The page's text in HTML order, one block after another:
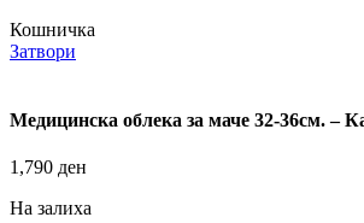
Кошничка
Затвори
Медицинска облека за маче 32-36см. –
1,790 ден
На залиха